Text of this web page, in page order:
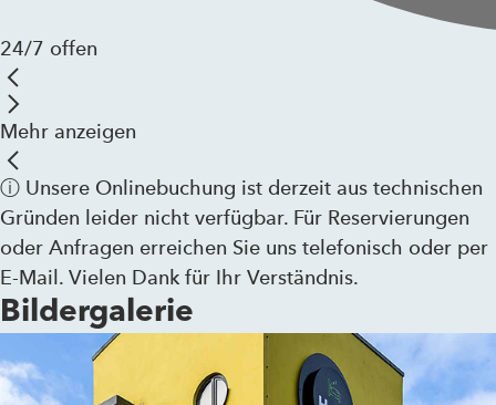
24/7 offen
Mehr anzeigen
ⓘ Unsere Onlinebuchung ist derzeit aus technischen
Gründen leider nicht verfügbar. Für Reservierungen
oder Anfragen erreichen Sie uns telefonisch oder per
E-Mail. Vielen Dank für Ihr Verständnis.
Bildergalerie